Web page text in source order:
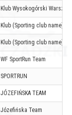
Klub Wysokogórski
Klub (Sporting club name)
Klub (Sporting club name)
WF SportRun Team
SPORTRUN
JÓZEFIŃSKA TEAM
Józefińska Team